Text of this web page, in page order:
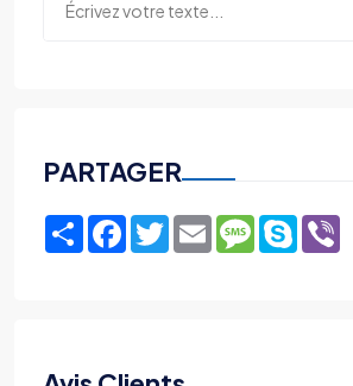
PARTAGER
ShareFacebook
TwitterEmailMessage
Skype